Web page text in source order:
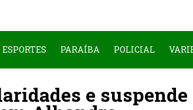
ESPORTES PARAÍBA POLICIAL
e suspende